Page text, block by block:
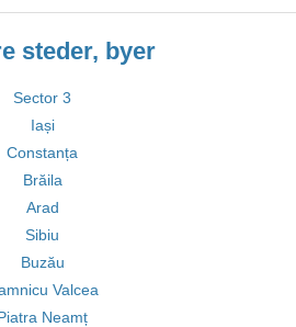
steder, byer
Sector 3
Iași
Constanța
Brăila
Arad
Sibiu
Buzău
Valcea
Neamț